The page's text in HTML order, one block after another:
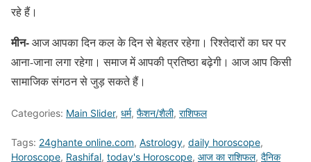
रहे हैं।
मीन-आज आपका दिन कल के दिन से बेहतर रहेगा। रिश्तेदारों का घर पर
आना-जाना लगा रहेगा। समाज में आपकी प्रतिष्ठा बढ़ेगी। आज आप किसी
सामाजिक संगठन से जुड़ सकते हैं।
Categories: Main Slider, धर्म, फैशन/शैली, राशिफल
Tags: 24ghante online.com, Astrology, daily horoscope,
Horoscope, Rashifal, today's Horoscope, आज का राशिफल, दैनिक